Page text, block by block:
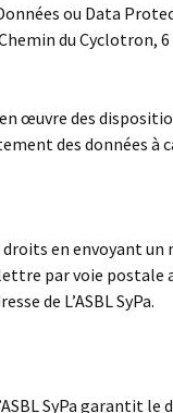
ou Data
du Cyclotron,
en œuvre des
des données à
en envoyant un
par voie postale
de L’ASBL SyPa.
SyPa garantit le